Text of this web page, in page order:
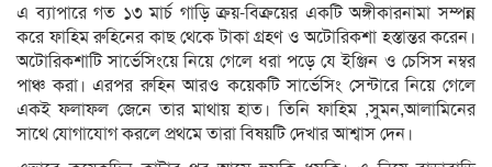
এ ব্যাপারে গত ১৩ মার্চ গাড়ি ক্রয়-বিক্রয়ের একটি অঙ্গীকারনামা সম্পন্ন
করে ফাহিম রুহিনের কাছ থেকে টাকা গ্রহণ ও অটোরিকশা হস্তান্তর করেন।
অটোরিকশাটি সার্ভেসিংয়ে নিয়ে গেলে ধরা পড়ে যে ইঞ্জিন ও চেসিস নম্বর
পাঞ্চ করা। এরপর রুহিন আরও কয়েকটি সার্ভেসিং সেন্টারে নিয়ে গেলে
একই ফলাফল জেনে তার মাথায় হাত। তিনি ফাহিম ,সুমন,আলামিনের
সাথে যোগাযোগ করলে প্রথমে তারা বিষয়টি দেখার আশ্বাস দেন।